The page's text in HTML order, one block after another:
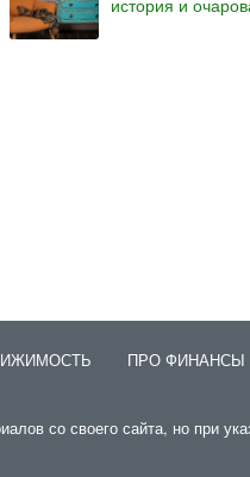
ПРО ФИНАНСЫ
со своего сайта, но при